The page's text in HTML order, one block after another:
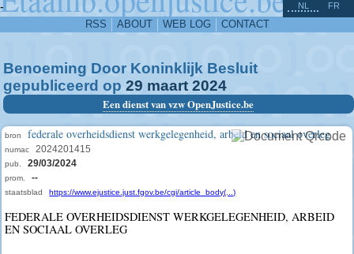
-
RSS ABOUT WEB LOG CONTACT
NL FR
Benoeming Door Koninklijk Besluit
gepubliceerd op 29 maart 2024
Een dienst van vzw OpenJustice.be
bron federale overheidsdienst werkgelegenheid, arbeid en sociaal overleg
numac 2024201415
pub. 29/03/2024
prom. --
staatsblad https://www.ejustice.just.fgov.be/cgi/article_body(...)
FEDERALE OVERHEIDSDIENST WERKGELEGENHEID, ARBEID
EN SOCIAAL OVERLEG
^